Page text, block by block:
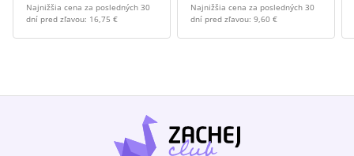
Najnižšia cena za posledných 30
dní pred zľavou: 16,75 €
Najnižšia cena za posledných 30
dní pred zľavou: 9,60 €